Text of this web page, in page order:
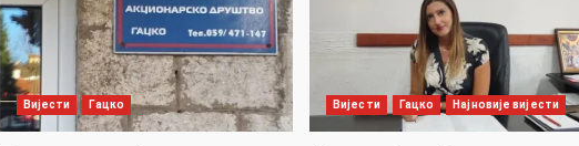
Вијести Гацко Вијести Гацко Најновије вијести